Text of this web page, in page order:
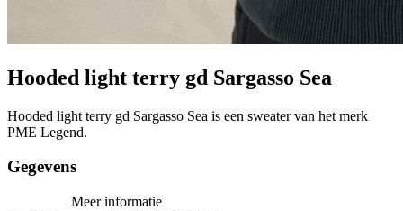
Hooded light terry gd Sargasso Sea
Hooded light terry gd Sargasso Sea is een sweater van het merk
PME Legend.
Gegevens
Meer informatie